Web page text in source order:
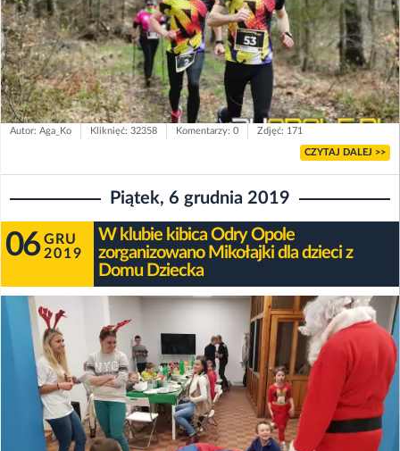
Autor: Aga_Ko Kliknięć: 32358 Komentarzy: 0 Zdjęć: 171
CZYTAJ DALEJ >>
Piątek, 6 grudnia 2019
06 GRU
2019
W klubie kibica Odry Opole
zorganizowano Mikołajki dla dzieci z
Domu Dziecka